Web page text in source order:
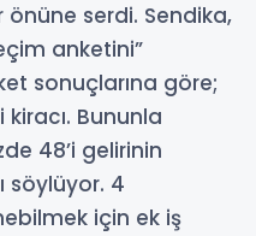
önüne serdi. Sendika,
anketini”
sonuçlarına göre;
Bununla
48’i gelirinin
söylüyor. 4
için ek iş